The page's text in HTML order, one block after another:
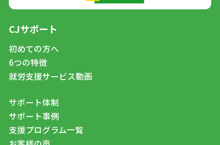
CJサポート
初めての方へ
6つの特徴
就労支援サービス動画
サポート体制
サポート事例
支援プログラム一覧